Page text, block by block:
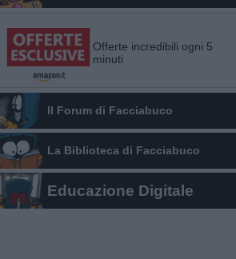
Offerte incredibili ogni 5
minuti
Il Forum di Facciabuco
La Biblioteca di Facciabuco
Educazione Digitale